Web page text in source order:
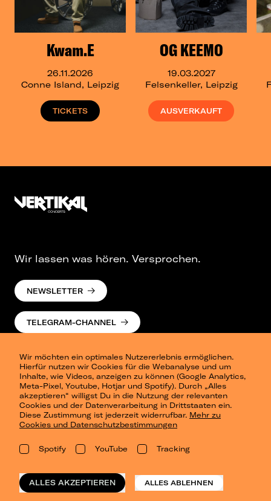
Kwam.E
26.11.2026
Conne Island, Leipzig
TICKETS
OG KEEMO
19.03.2027
Felsenkeller, Leipzig
AUSVERKAUFT
Wir möchten ein optimales Nutzererlebnis ermöglichen.
Hierfür nutzen wir Cookies für die Webanalyse und um
Inhalte, wie Videos, anzeigen zu können (Google Analytics,
Meta-Pixel, Youtube, Hotjar und Spotify). Durch „Alles
akzeptieren“ willigst Du in die Nutzung der relevanten
Cookies und der Datenverarbeitung in Drittstaaten ein.
Diese Zustimmung ist jederzeit widerrufbar. Mehr zu
Cookies und Datenschutzbestimmungen
Spotify YouTube Tracking
ALLES AKZEPTIEREN ALLES ABLEHNEN
Wir lassen was hören. Versprochen.
NEWSLETTER
TELEGRAM-CHANNEL
Presse
Berlin
Dresden
Leipzig
Konzertsommer Petersberg
Vergangene Shows
o_team